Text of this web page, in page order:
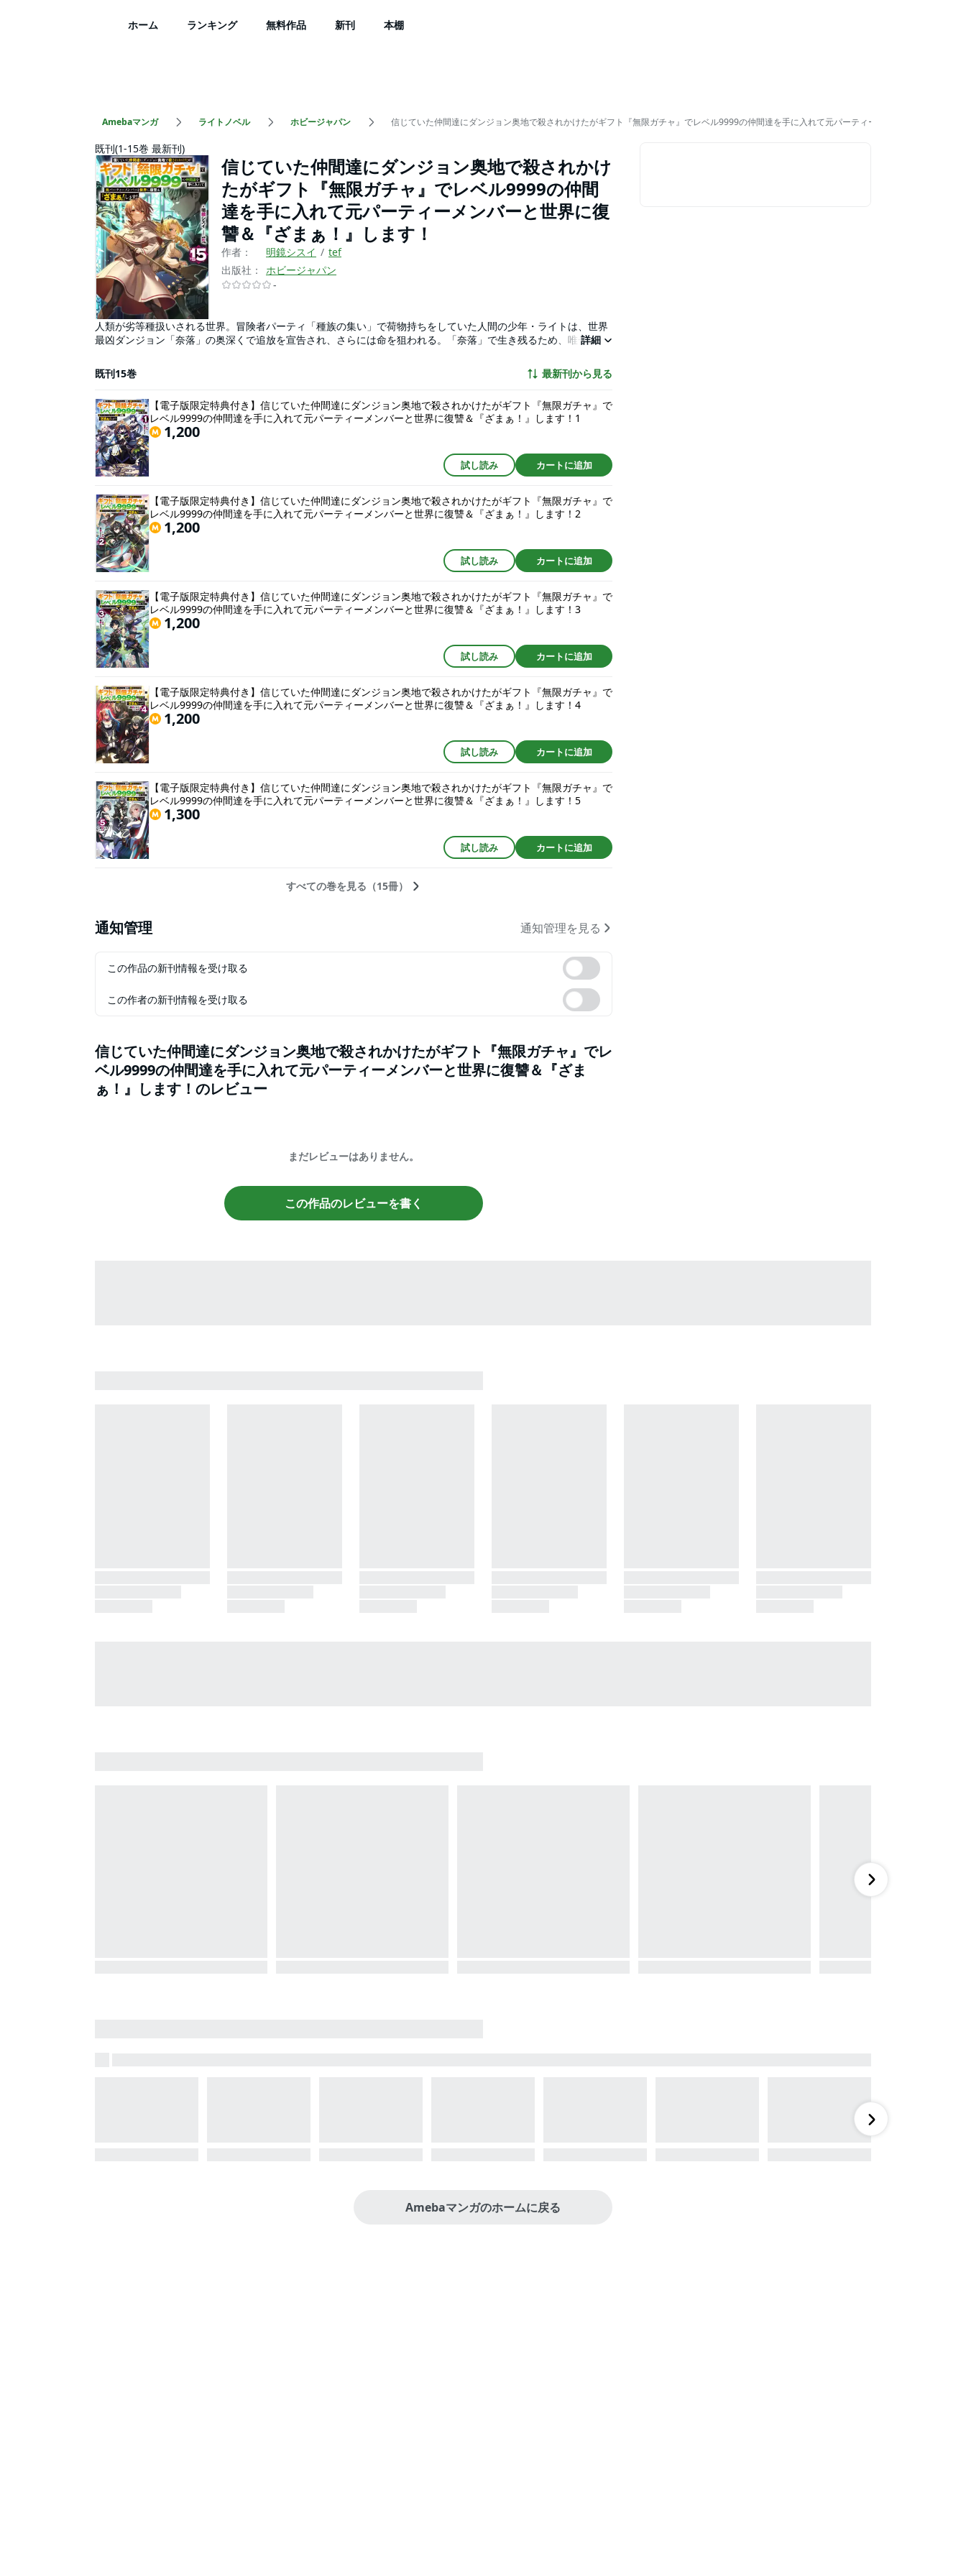
ホーム ランキング 無料作品 新刊 本棚
Amebaマンガ ライトノベル ホビージャパン 信じていた仲間達にダンジョン奥地で殺されかけたがギフト『無限ガチャ』でレベル9999の仲間達を手に入れて元パーティーメンバーと世界に復
既刊(1-15巻 最新刊)
信じていた仲間達にダンジョン奥地で殺されかけ
たがギフト『無限ガチャ』でレベル9999の仲間
達を手に入れて元パーティーメンバーと世界に復
讐＆『ざまぁ！』します！
作者： 明鏡シスイ
tef
出版社：
ホビージャパン
-
人類が劣等種扱いされる世界。冒険者パーティ「種族の集い」で荷物持ちをしていた人間の少年・ライトは、世界
最凶ダンジョン「奈落」の奥深くで追放を宣告され、さらには命を狙われる。「奈落」で生き残るため、唯一もっ
圧倒的強さを誇る仲間たちだった――！それから３年。自らもレベル９９９９となったライトは、自分に忠誠を誓
う美少女たち（なお、全員がレベル９９９９）に好意を寄せられながら、その圧倒的な力で地上への快進撃を開始
詳細
既刊15巻 最新刊から見る
【電子版限定特典付き】信じていた仲間達にダンジョン奥地で殺されかけたがギフト『無限ガチャ』で
レベル9999の仲間達を手に入れて元パーティーメンバーと世界に復讐＆『ざまぁ！』します！1
1,200
試し読み カートに追加
【電子版限定特典付き】信じていた仲間達にダンジョン奥地で殺されかけたがギフト『無限ガチャ』で
レベル9999の仲間達を手に入れて元パーティーメンバーと世界に復讐＆『ざまぁ！』します！2
1,200
試し読み カートに追加
【電子版限定特典付き】信じていた仲間達にダンジョン奥地で殺されかけたがギフト『無限ガチャ』で
レベル9999の仲間達を手に入れて元パーティーメンバーと世界に復讐＆『ざまぁ！』します！3
1,200
試し読み カートに追加
【電子版限定特典付き】信じていた仲間達にダンジョン奥地で殺されかけたがギフト『無限ガチャ』で
レベル9999の仲間達を手に入れて元パーティーメンバーと世界に復讐＆『ざまぁ！』します！4
1,200
試し読み カートに追加
【電子版限定特典付き】信じていた仲間達にダンジョン奥地で殺されかけたがギフト『無限ガチャ』で
レベル9999の仲間達を手に入れて元パーティーメンバーと世界に復讐＆『ざまぁ！』します！5
1,300
試し読み カートに追加
すべての巻を見る（15冊）
通知管理 通知管理を見る
この作品の新刊情報を受け取る
この作者の新刊情報を受け取る
信じていた仲間達にダンジョン奥地で殺されかけたがギフト『無限ガチャ』でレ
ベル9999の仲間達を手に入れて元パーティーメンバーと世界に復讐＆『ざま
ぁ！』します！ のレビュー
まだレビューはありません。
この作品のレビューを書く
Amebaマンガのホームに戻る